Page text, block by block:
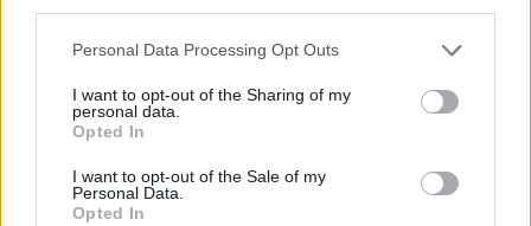
Personal Data Processing Opt Outs
I want to opt-out of the Sharing of my
personal data.
Opted In
I want to opt-out of the Sale of my
Personal Data.
Opted In